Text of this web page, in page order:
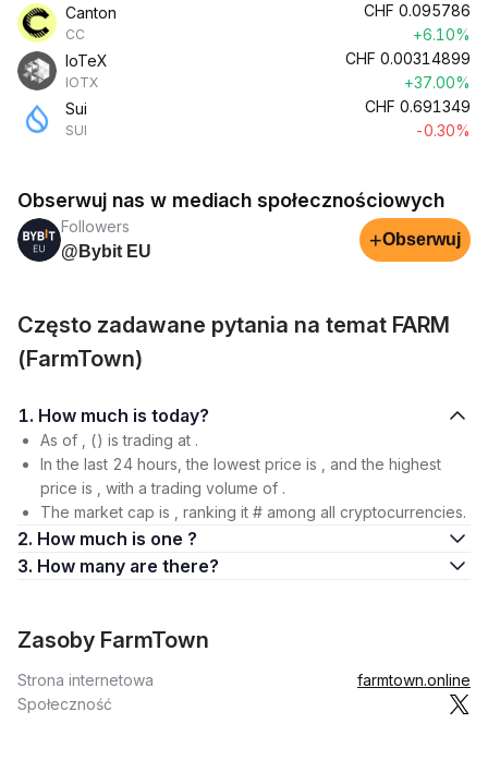
Canton
CC
CHF 0.095786
+6.10%
IoTeX
IOTX
CHF 0.00314899
+37.00%
Sui
SUI
CHF 0.691349
-0.30%
Obserwuj nas w mediach społecznościowych
Followers
@Bybit EU
+Obserwuj
Często zadawane pytania na temat FARM
(FarmTown)
1. How much is today?
As of , () is trading at .
In the last 24 hours, the lowest price is , and the highest
price is , with a trading volume of .
The market cap is , ranking it # among all cryptocurrencies.
2. How much is one ?
3. How many are there?
Zasoby FarmTown
Strona internetowa
farmtown.online
Społeczność